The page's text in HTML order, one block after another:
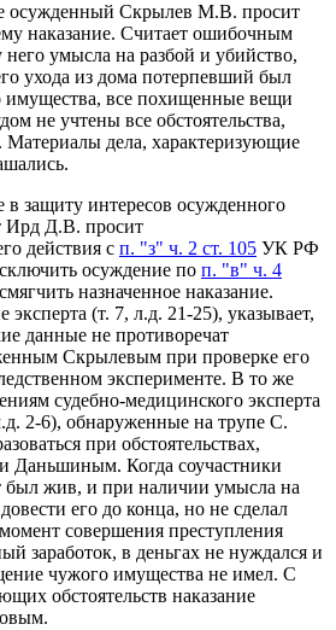
осужденный Скрылев М.В. просит
наказание. Считает ошибочным
умысла на разбой и убийство,
ухода из дома потерпевший был
имущества, все похищенные вещи
не учтены все обстоятельства,
Материалы дела, характеризующие
защиту интересов осужденного
Ирд Д.В. просит
действия с п. "з" ч. 2 ст. 105 УК РФ
осуждение по п. "в" ч. 4
назначенное наказание.
эксперта (т. 7, л.д. 21-25), указывает,
данные не противоречат
Скрылевым при проверке его
эксперименте. В то же
судебно-медицинского эксперта
2-6), обнаруженные на трупе С.
при обстоятельствах,
Даньшиным. Когда соучастники
был жив, и при наличии умысла на
его до конца, но не сделал
совершения преступления
заработок, в деньгах не нуждался и
чужого имущества не имел. С
обстоятельств наказание